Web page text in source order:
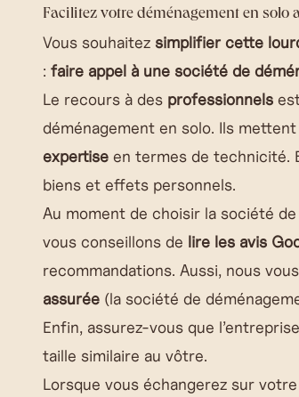
Facilitez votre déménagement en solo
Vous souhaitez simplifier cette
: faire appel à une société de
Le recours à des professionnels
déménagement en solo. Ils
expertise en termes de technicité.
biens et effets personnels.
Au moment de choisir la société
vous conseillons de lire les avis
recommandations. Aussi, nous
assurée (la société de
Enfin, assurez-vous que
taille similaire au vôtre.
Lorsque vous échangerez sur